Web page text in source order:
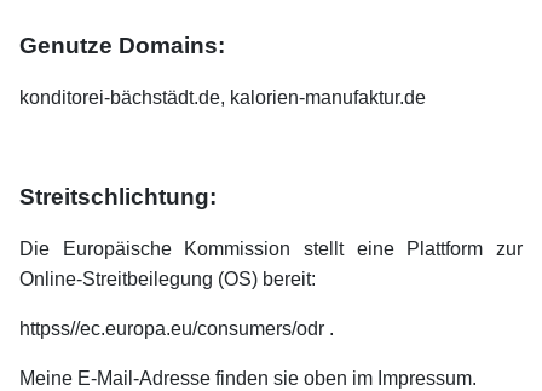
Genutze Domains:
konditorei-bächstädt.de, kalorien-manufaktur.de
Streitschlichtung:
Die Europäische Kommission stellt eine Plattform zur
Online-Streitbeilegung (OS) bereit:
httpss//ec.europa.eu/consumers/odr .
Meine E-Mail-Adresse finden sie oben im Impressum.